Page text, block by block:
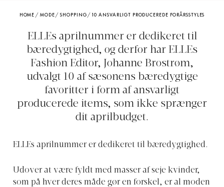
HOME / MODE /SHOPPING / 10 ANSVARLIGT PRODUCEREDE FORÅRSSTYLES
ELLEs aprilnummer er dedikeret til
bæredygtighed, og derfor har ELLEs
Fashion Editor, Johanne Brostrøm,
udvalgt 10 af sæsonens bæredygtige
favoritter i form af ansvarligt
producerede items, som ikke sprænger
dit aprilbudget.
ELLEs aprilnummer er dedikeret til bæredygtighed.
Udover at være fyldt med masser af seje kvinder,
som på hver deres måde gør en forskel, er al moden